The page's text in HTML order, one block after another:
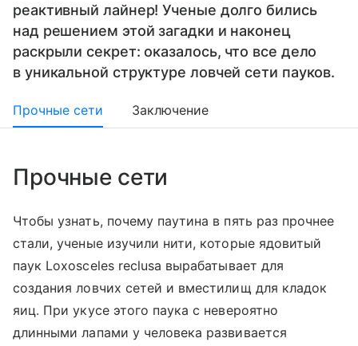
реактивный лайнер! Ученые долго бились
над решением этой загадки и наконец
раскрыли секрет: оказалось, что все дело
в уникальной структуре ловчей сети пауков.
Прочные сети Заключение
Прочные сети
Чтобы узнать, почему паутина в пять раз прочнее
стали, ученые изучили нити, которые ядовитый
паук Loxosceles reclusa вырабатывает для
создания ловчих сетей и вместилищ для кладок
яиц. При укусе этого паука с невероятно
длинными лапами у человека развивается